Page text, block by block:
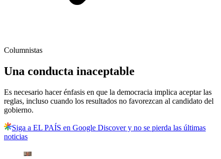
Columnistas
Una conducta inaceptable
Es necesario hacer énfasis en que la democracia implica aceptar las
reglas, incluso cuando los resultados no favorezcan al candidato del
gobierno.
Siga a EL PAÍS en Google Discover y no se pierda las últimas
noticias